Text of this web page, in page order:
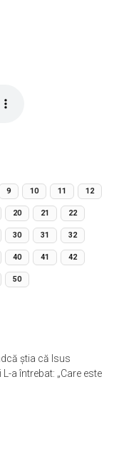
9 10 11 12
20 21 22
30 31 32
40 41 42
50
ştia că Isus
a întrebat: „Care este